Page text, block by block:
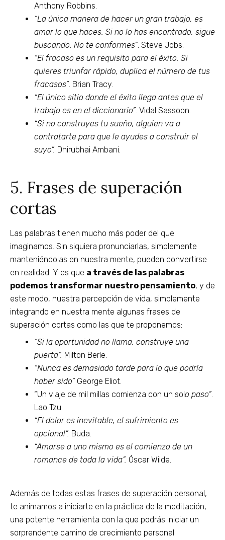
Anthony Robbins.
“La única manera de hacer un gran trabajo, es
amar lo que haces. Si no lo has encontrado, sigue
buscando. No te conformes” . Steve Jobs.
“El fracaso es un requisito para el éxito. Si
quieres triunfar rápido, duplica el número de tus
fracasos” . Brian Tracy.
“El único sitio donde el éxito llega antes que el
trabajo es en el diccionario” . Vidal Sassoon.
“Si no construyes tu sueño, alguien va a
contratarte para que le ayudes a construir el
suyo”. Dhirubhai Ambani.
5. Frases de superación
cortas
Las palabras tienen mucho más poder del que
imaginamos. Sin siquiera pronunciarlas, simplemente
manteniéndolas en nuestra mente, pueden convertirse
en realidad. Y es que a través de las palabras
podemos transformar nuestro pensamiento, y de
este modo, nuestra percepción de vida, simplemente
integrando en nuestra mente algunas frases de
superación cortas como las que te proponemos:
“Si la oportunidad no llama, construye una
puerta”. Milton Berle.
“Nunca es demasiado tarde para lo que podría
haber sido” George Eliot.
“Un viaje de mil millas comienza con un solo paso”
Lao Tzu.
“El dolor es inevitable, el sufrimiento es
opcional”. Buda.
“Amarse a uno mismo es el comienzo de un
romance de toda la vida”. Óscar Wilde.
Además de todas estas frases de superación personal,
te animamos a iniciarte en la práctica de la meditación,
una potente herramienta con la que podrás iniciar un
sorprendente camino de crecimiento personal